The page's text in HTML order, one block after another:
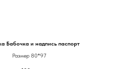
Бабочка и надпись паспорт
Размер 80*97